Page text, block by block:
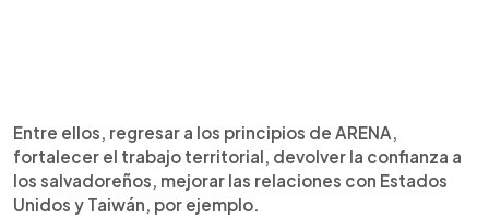
Entre ellos, regresar a los principios de ARENA,
fortalecer el trabajo territorial, devolver la confianza a
los salvadoreños, mejorar las relaciones con Estados
Unidos y Taiwán, por ejemplo.